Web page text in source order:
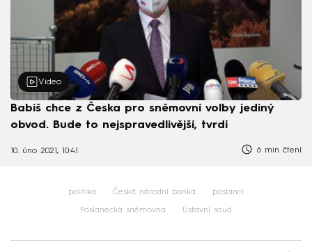
Video
Babiš chce z Česka pro sněmovní volby jediný
obvod. Bude to nejspravedlivější, tvrdí
10. úno 2021, 10:41 6 min čtení
politika Česká národní banka poslanci
Poslanecká sněmovna Ústavní soud